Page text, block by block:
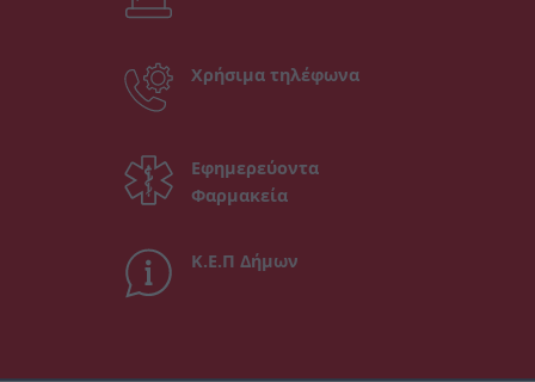
Χρήσιμα τηλέφωνα
Εφημερεύοντα
Φαρμακεία
Κ.Ε.Π Δήμων